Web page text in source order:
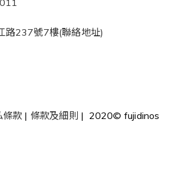
路237號7樓(聯絡地址)
條款 | 條款及細則 | 2020© fujidinos